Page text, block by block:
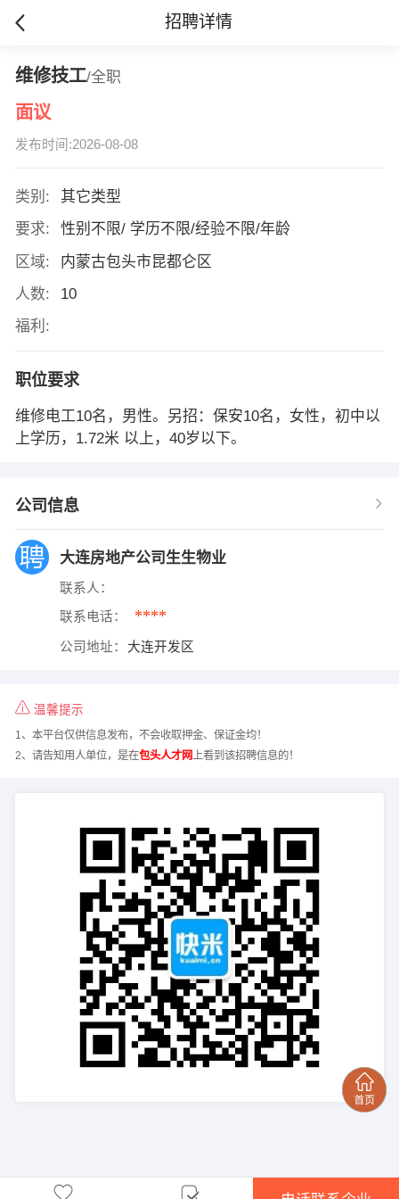
招聘详情
维修技工/全职
面议
发布时间:2026-08-08
类别:
其它类型
要求:
性别不限/ 学历不限/经验不限/年龄
区域:
内蒙古包头市昆都仑区
人数:
10
福利:
职位要求
维修电工10名，男性。另招：保安10名，女性，初中以
上学历，1.72米 以上，40岁以下。
公司信息
大连房地产公司生生物业
联系人：
联系电话： ****
公司地址： 大连开发区
温馨提示
1、本平台仅供信息发布，不会收取押金、保证金均！
2、请告知用人单位，是在包头人才网上看到该招聘信息的！